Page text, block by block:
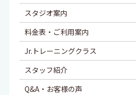
スタジオ案内
料金表・ご利用案内
Jr.トレーニングクラス
スタッフ紹介
Q&A・お客様の声